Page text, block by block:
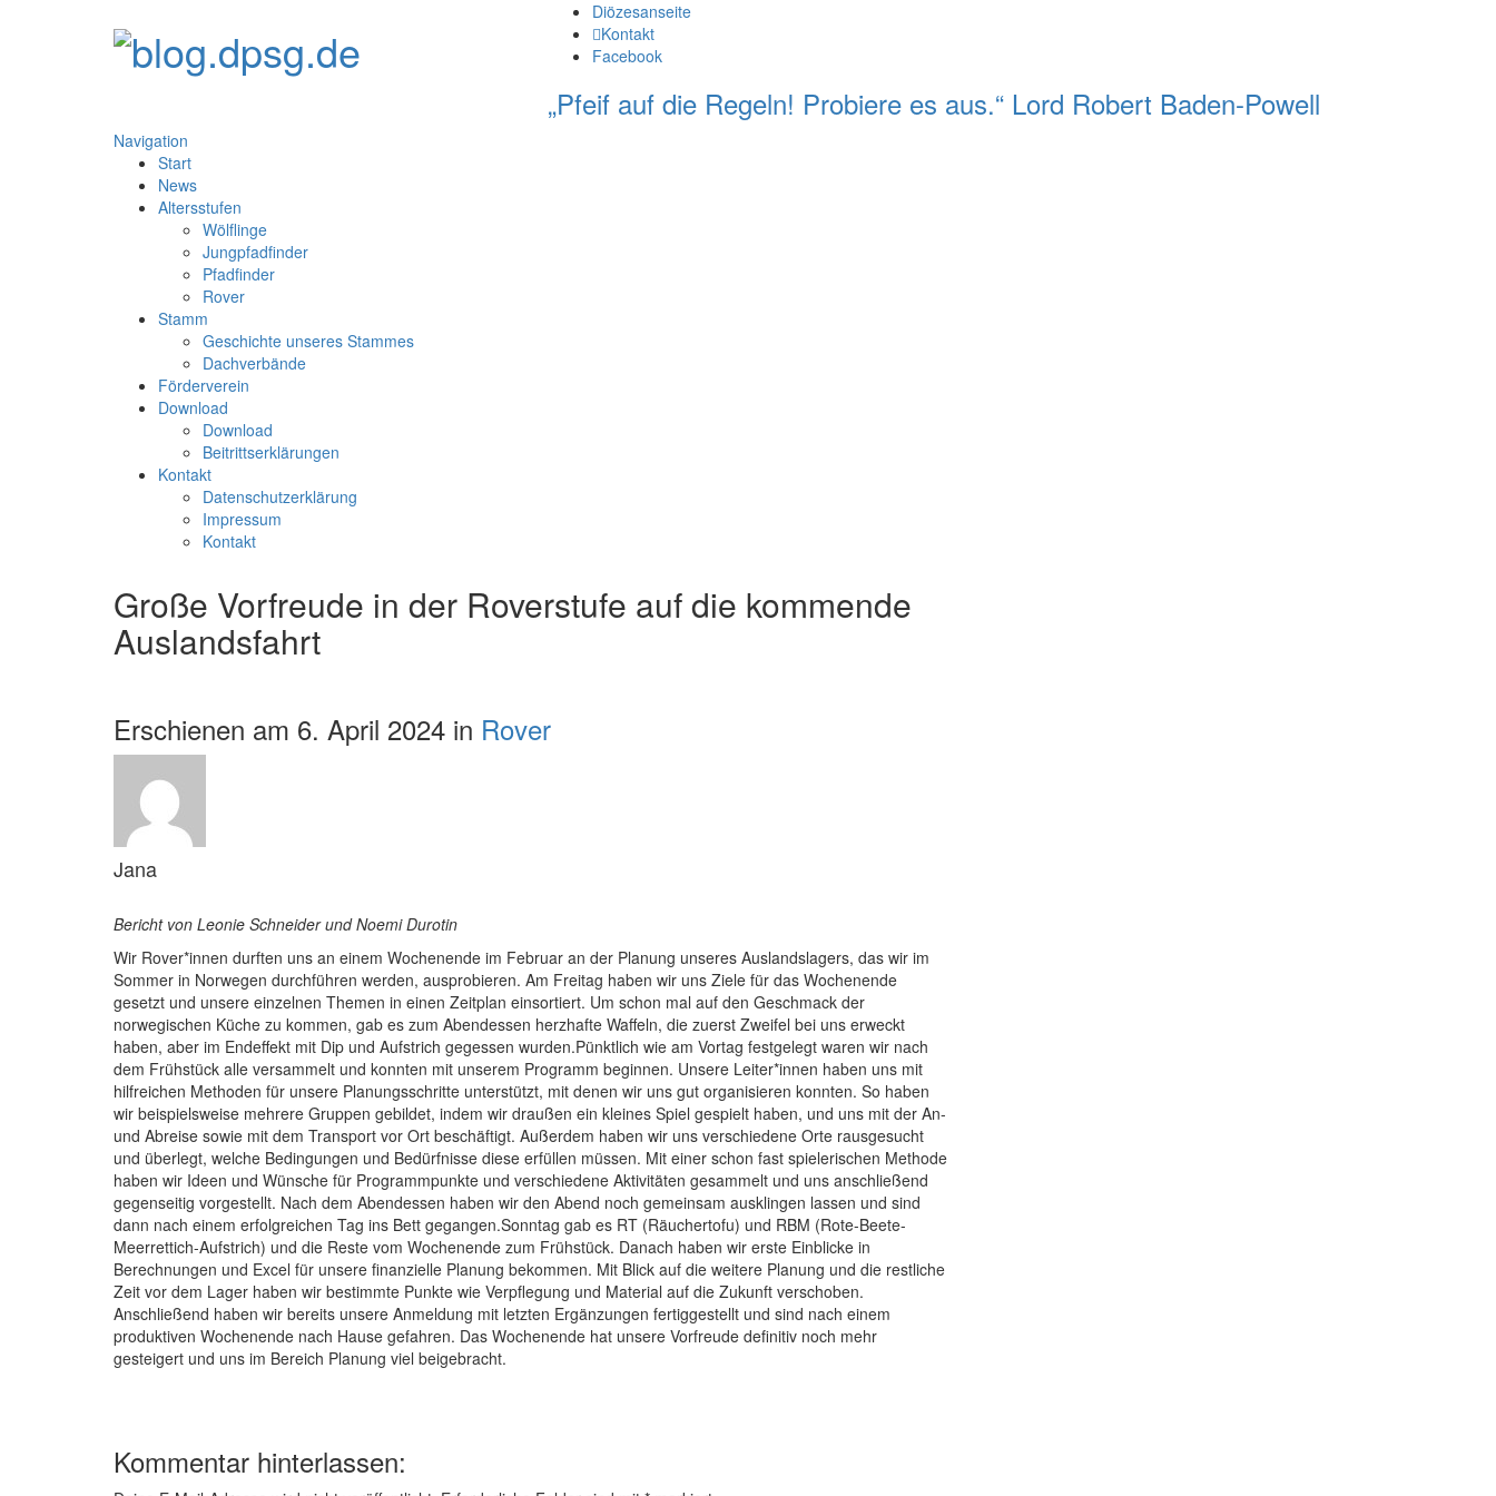
Diözesanseite
Kontakt
Facebook
„Pfeif auf die Regeln! Probiere es aus.“ Lord Robert Baden-Powell
Navigation
Start
News
Altersstufen
Wölflinge
Jungpfadfinder
Pfadfinder
Rover
Stamm
Geschichte unseres Stammes
Dachverbände
Förderverein
Download
Download
Beitrittserklärungen
Kontakt
Datenschutzerklärung
Impressum
Kontakt
Große Vorfreude in der Roverstufe auf die kommende
Auslandsfahrt
Erschienen am 6. April 2024 in Rover
Jana
Bericht von Leonie Schneider und Noemi Durotin
Wir Rover*innen durften uns an einem Wochenende im Februar an der Planung unseres Auslandslagers, das wir im
Sommer in Norwegen durchführen werden, ausprobieren. Am Freitag haben wir uns Ziele für das Wochenende
gesetzt und unsere einzelnen Themen in einen Zeitplan einsortiert. Um schon mal auf den Geschmack der
norwegischen Küche zu kommen, gab es zum Abendessen herzhafte Waffeln, die zuerst Zweifel bei uns erweckt
haben, aber im Endeffekt mit Dip und Aufstrich gegessen wurden.Pünktlich wie am Vortag festgelegt waren wir nach
dem Frühstück alle versammelt und konnten mit unserem Programm beginnen. Unsere Leiter*innen haben uns mit
hilfreichen Methoden für unsere Planungsschritte unterstützt, mit denen wir uns gut organisieren konnten. So haben
wir beispielsweise mehrere Gruppen gebildet, indem wir draußen ein kleines Spiel gespielt haben, und uns mit der An-
und Abreise sowie mit dem Transport vor Ort beschäftigt. Außerdem haben wir uns verschiedene Orte rausgesucht
und überlegt, welche Bedingungen und Bedürfnisse diese erfüllen müssen. Mit einer schon fast spielerischen Methode
haben wir Ideen und Wünsche für Programmpunkte und verschiedene Aktivitäten gesammelt und uns anschließend
gegenseitig vorgestellt. Nach dem Abendessen haben wir den Abend noch gemeinsam ausklingen lassen und sind
dann nach einem erfolgreichen Tag ins Bett gegangen.Sonntag gab es RT (Räuchertofu) und RBM (Rote-Beete-
Meerrettich-Aufstrich) und die Reste vom Wochenende zum Frühstück. Danach haben wir erste Einblicke in
Berechnungen und Excel für unsere finanzielle Planung bekommen. Mit Blick auf die weitere Planung und die restliche
Zeit vor dem Lager haben wir bestimmte Punkte wie Verpflegung und Material auf die Zukunft verschoben.
Anschließend haben wir bereits unsere Anmeldung mit letzten Ergänzungen fertiggestellt und sind nach einem
produktiven Wochenende nach Hause gefahren. Das Wochenende hat unsere Vorfreude definitiv noch mehr
gesteigert und uns im Bereich Planung viel beigebracht.
Kommentar hinterlassen: